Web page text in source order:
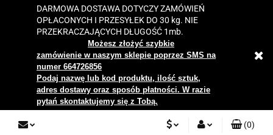
DARMOWA DOSTAWA DOTYCZY ZAMÓWIEŃ
OPŁACONYCH I PRZESYŁEK DO 30 kg. NIE
PRZEKRACZAJĄCYCH DŁUGOŚĆ 1mb.
Możesz złożyć szybkie
zamówienie w naszym sklepie poprzez SMS na
numer 664726856
Podaj nazwę lub kod produktu, ilość sztuk,
adres dostawy oraz sposób płatności. W razie
pytań skontaktujemy się z Tobą.
(0)